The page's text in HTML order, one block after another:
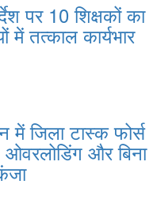
पर 10 शिक्षकों का
में तत्काल कार्यभार
में जिला टास्क फोर्स
और बिना